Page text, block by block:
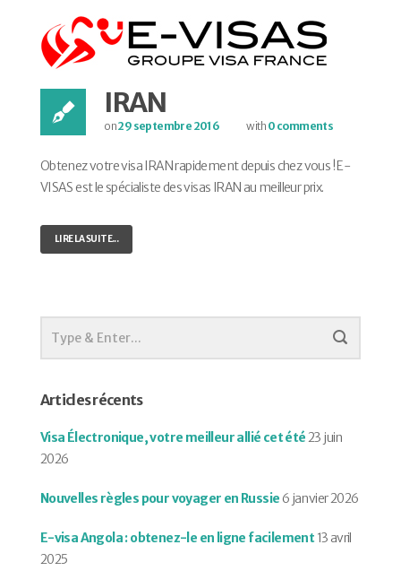
IRAN
on29 septembre 2016 with 0 comments
Obtenez votre visa IRAN rapidement depuis chez vous ! E-
VISAS est le spécialiste des visas IRAN au meilleur prix.
LIRE LA SUITE...
Articles récents
Visa Électronique, votre meilleur allié cet été23 juin
2026
Nouvelles règles pour voyager en Russie 6 janvier 2026
E-visa Angola : obtenez-le en ligne facilement 13 avril
2025